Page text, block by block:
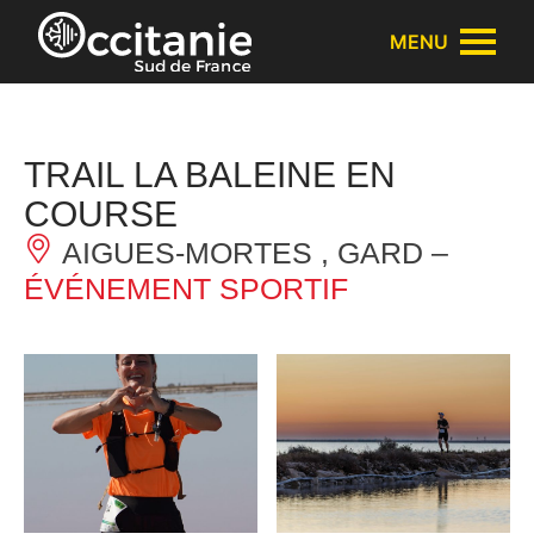
Panneau de gestion des cookies
MENU
TRAIL LA BALEINE EN
COURSE
AIGUES-MORTES , GARD –
ÉVÉNEMENT SPORTIF